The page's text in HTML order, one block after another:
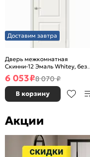
Доставим завтра
Дверь межкомнатная
Скинни-12 Эмаль Whitey, без
декора, глухая, без стекла,
без кромки, скиновая
6 053₽8 070 ₽
В корзину
Акции